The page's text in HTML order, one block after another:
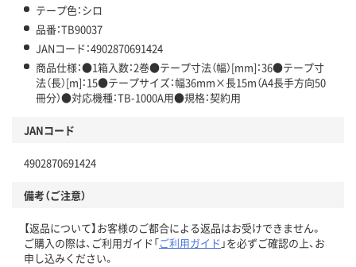
テープ色：シロ
品番：TB90037
JANコード：4902870691424
商品仕様：●1箱入数：2巻●テープ寸法（幅）[mm]：36●テープ寸
法（長）[m]：15●テープサイズ：幅36mm×長15m（A4長手方向50
冊分）●対応機種：TB-1000A用●規格：契約用
JANコード
4902870691424
備考（ご注意）
【返品について】お客様のご都合による返品はお受けできません。
ご購入の際は、ご利用ガイド「ご利用ガイド 」を必ずご確認の上、お
申し込みください。